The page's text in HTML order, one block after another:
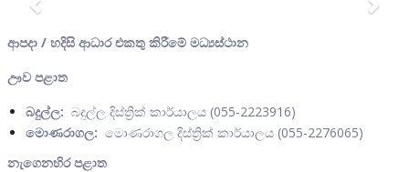
Previous
ආපදා / හදිසි ආධාර එකතු කිරීමේ මධ්‍යස්ථාන
ඌව පළාත
බදුල්ල: බදුල්ල දිස්ත්‍රික් කාර්‌යාලය (055-2223916)
මොණරාගල: මොණරාගල දිස්ත්‍රික් කාර්‌යාලය (055-2276065)
නැගෙනහිර පළාත